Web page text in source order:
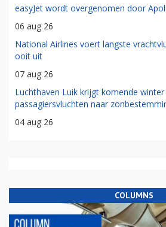
easyJet wordt overgenomen door
06 aug 26
National Airlines voert langste
ooit uit
07 aug 26
Luchthaven Luik krijgt komende
passagiersvluchten naar
04 aug 26
COLUMNS